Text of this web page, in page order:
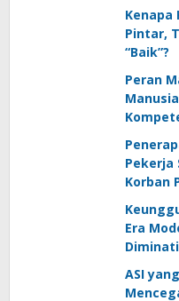
Kenapa
Pintar,
“Baik”?
Peran
Review
Pekerja
Korban
Era
ASI